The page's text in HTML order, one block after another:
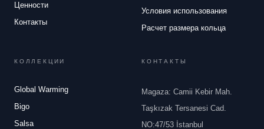
Ценности
Контакты
Условия использования
Расчет размера кольца
КОЛЛЕКЦИИ
Global Warming
Bigo
Salsa
КОНТАКТЫ
Magaza: Camii Kebir Mah.
Taşkızak Tersanesi Cad.
NO:47/53 İstanbul